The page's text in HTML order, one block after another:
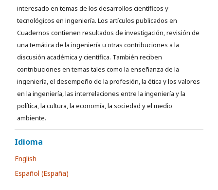
interesado en temas de los desarrollos científicos y
tecnológicos en ingeniería. Los artículos publicados en
Cuadernos contienen resultados de investigación, revisión de
una temática de la ingeniería u otras contribuciones a la
discusión académica y científica. También reciben
contribuciones en temas tales como la enseñanza de la
ingeniería, el desempeño de la profesión, la ética y los valores
en la ingeniería, las interrelaciones entre la ingeniería y la
política, la cultura, la economía, la sociedad y el medio
ambiente.
Idioma
English
Español (España)